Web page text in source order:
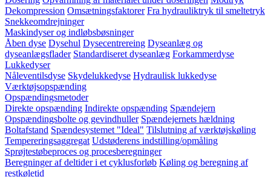
Dekompression Omsætningsfaktorer Fra hydrauliktryk til smeltetryk
Snekkeomdrejninger
Maskindyser og indløbsbøsninger
Åben dyse Dysehul Dysecentrereing Dyseanlæg og
dyseanlægsflader Standardiseret dyseanlæg Forkammerdyse
Lukkedyser
Nåleventilsdyse Skydelukkedyse Hydraulisk lukkedyse
Værktøjsopspænding
Opspændingsmetoder
Direkte opspænding Indirekte opspænding Spændejern
Opspændingsbolte og gevindhuller Spændejernets hældning
Boltafstand Spændesystemet "Ideal" Tilslutning af værktøjskøling
Tempereringsaggregat Udstøderens indstilling/opmåling
Sprøjtestøbeproces og procesberegninger
Beregninger af deltider i et cyklusforløb Køling og beregning af
restkøletid